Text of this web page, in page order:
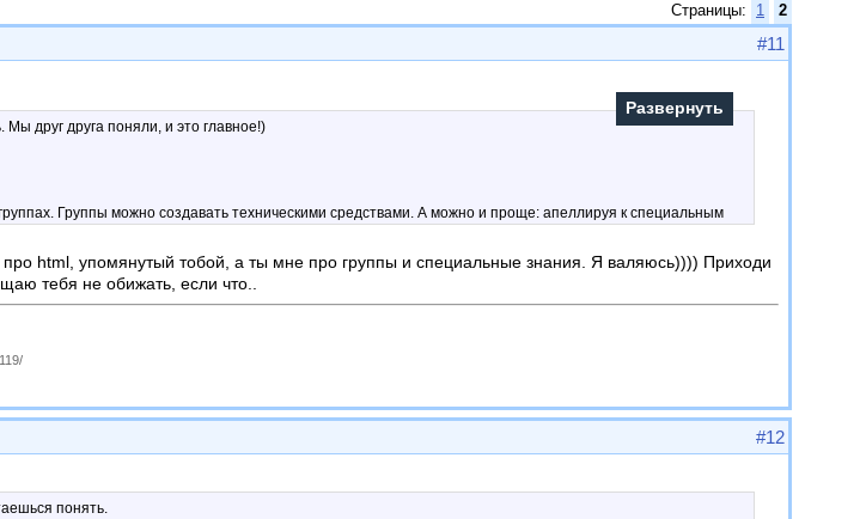
Страницы: 1 2
#11
Развернуть
друг друга поняли, и это главное!)
Группы можно создавать техническими средствами. А можно и проще: апеллируя к специальным
проще организовать конструктивное общение. Было бы о чём и с кем ... )
полномочия.
про html, упомянутый тобой, а ты мне про группы и специальные знания. Я валяюсь)))) Приходи
тебя не обижать, если что..
#12
понять.